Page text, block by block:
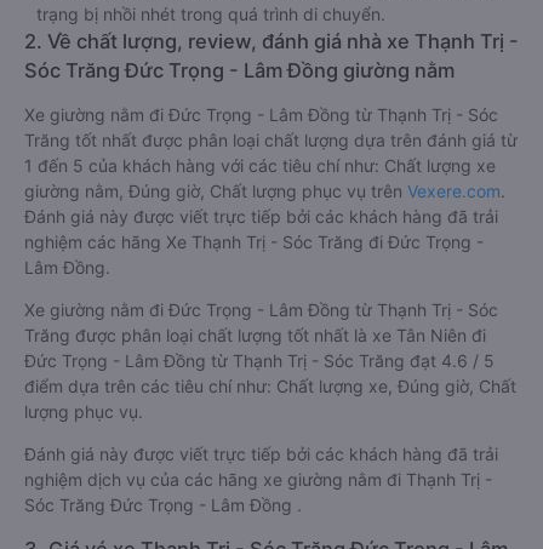
trạng bị nhồi nhét trong quá trình di chuyển.
2. Về chất lượng, review, đánh giá nhà xe Thạnh Trị -
Sóc Trăng Đức Trọng - Lâm Đồng giường nằm
Xe giường nằm đi Đức Trọng - Lâm Đồng từ Thạnh Trị - Sóc
Trăng tốt nhất được phân loại chất lượng dựa trên đánh giá từ
1 đến 5 của khách hàng với các tiêu chí như: Chất lượng xe
giường nằm, Đúng giờ, Chất lượng phục vụ trên Vexere.com.
Đánh giá này được viết trực tiếp bởi các khách hàng đã trải
nghiệm các hãng Xe Thạnh Trị - Sóc Trăng đi Đức Trọng -
Lâm Đồng.
Xe giường nằm đi Đức Trọng - Lâm Đồng từ Thạnh Trị - Sóc
Trăng được phân loại chất lượng tốt nhất là xe Tân Niên đi
Đức Trọng - Lâm Đồng từ Thạnh Trị - Sóc Trăng đạt 4.6 / 5
điểm dựa trên các tiêu chí như: Chất lượng xe, Đúng giờ, Chất
lượng phục vụ.
Đánh giá này được viết trực tiếp bởi các khách hàng đã trải
nghiệm dịch vụ của các hãng xe giường nằm đi Thạnh Trị -
Sóc Trăng Đức Trọng - Lâm Đồng .